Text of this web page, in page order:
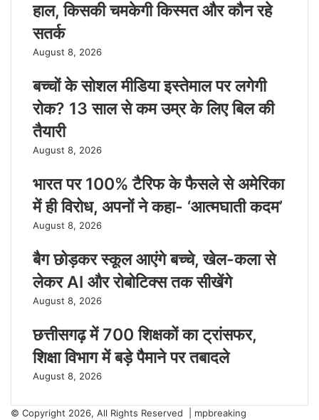
हाल, किसकी चमकेगी किस्मत और कौन रहे
सतर्क
August 8, 2026
बच्चों के सोशल मीडिया इस्तेमाल पर लगेगी
रोक? 13 साल से कम उम्र के लिए बिल की
तैयारी
August 8, 2026
भारत पर 100% टैरिफ के फैसले से अमेरिका
में ही विरोध, अपनों ने कहा- ‘आत्मघाती कदम’
August 8, 2026
बैग छोड़कर स्कूल आएंगे बच्चे, खेल-कला से
लेकर AI और रोबोटिक्स तक सीखेंगे
August 8, 2026
छत्तीसगढ़ में 700 शिक्षकों का ट्रांसफर,
शिक्षा विभाग में बड़े पैमाने पर तबादले
August 8, 2026
© Copyright 2026, All Rights Reserved | mpbreaking